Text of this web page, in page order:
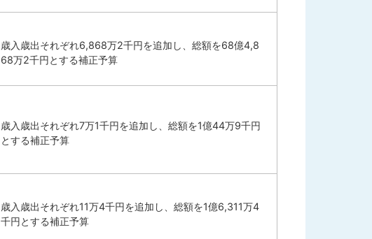
歳入歳出それぞれ6,868万2千円を追加し、総額を68億4,8
68万2千円とする補正予算
歳入歳出それぞれ7万1千円を追加し、総額を1億44万9千円
とする補正予算
歳入歳出それぞれ11万4千円を追加し、総額を1億6,311万4
千円とする補正予算